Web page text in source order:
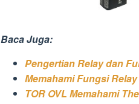
Baca Juga:
Pengertian Relay dan
Memahami Fungsi
TOR OVL Memahami